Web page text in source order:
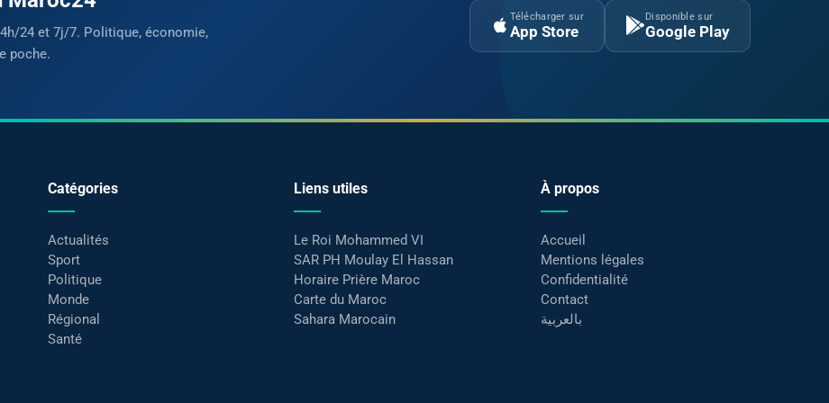
24 et 7j/7. Politique, économie,
poche.
Télécharger sur
App Store
Disponible sur
Google Play
Catégories
Actualités
Sport
Politique
Monde
Régional
Santé
Liens utiles
Le Roi Mohammed VI
SAR PH Moulay El Hassan
Horaire Prière Maroc
Carte du Maroc
Sahara Marocain
À propos
Accueil
Mentions légales
Confidentialité
Contact
بالعربية